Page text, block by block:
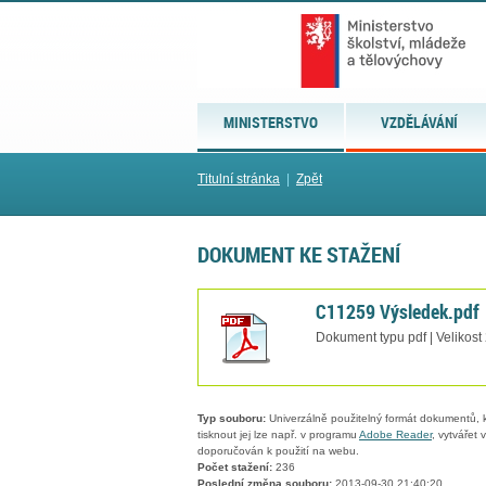
MINISTERSTVO VZDĚLÁVÁNÍ
Titulní stránka Zpět
DOKUMENT KE STAŽENÍ
C11259 Výsledek.pdf
Dokument typu pdf | Velikost
Typ souboru: Univerzálně použitelný formát
tisknout jej lze např. v programu Adobe Reader, vytvářet
doporučován k použití na webu.
Počet stažení: 236